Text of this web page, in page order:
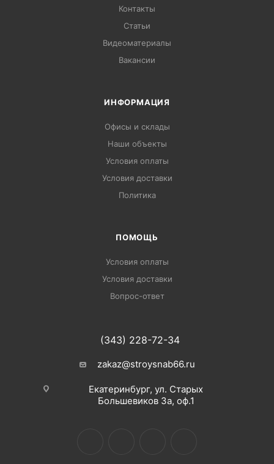
Контакты
Статьи
Видеоматериалы
Вакансии
ИНФОРМАЦИЯ
Офисы и склады
Наши объекты
Условия оплаты
Условия доставки
Политика
ПОМОЩЬ
Условия оплаты
Условия доставки
Вопрос-ответ
(343) 228-72-34
zakaz@stroysnab66.ru
Екатеринбург, ул. Старых
Большевиков 3а, оф.1